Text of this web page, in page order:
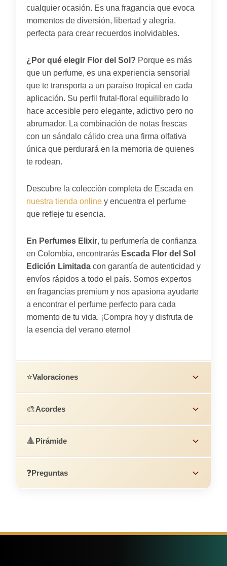
cualquier ocasión. Es una fragancia que evoca
momentos de diversión, libertad y alegría,
perfecta para crear recuerdos inolvidables.
¿Por qué elegir Flor del Sol? Porque es más
que un perfume, es una experiencia sensorial
que te transporta a un paraíso tropical en cada
aplicación. Su perfil frutal-floral equilibrado lo
hace accesible pero elegante, adictivo pero no
abrumador. La combinación de notas frescas
con un sándalo cálido crea una firma olfativa
única que perdurará en la memoria de quienes
te rodean.
Descubre la colección completa de Escada en
nuestra tienda online y encuentra el perfume
que refleje tu esencia.
En Perfumes Elixir, tu perfumería de confianza
en Colombia, encontrarás Escada Flor del Sol
Edición Limitada con garantía de autenticidad y
envíos rápidos a todo el país. Somos expertos
en fragancias premium y nos apasiona ayudarte
a encontrar el perfume perfecto para cada
momento de tu vida. ¡Compra hoy y disfruta de
la esencia del verano eterno!
⭐Valoraciones
🎨Acordes
🔺Pirámide
❓Preguntas